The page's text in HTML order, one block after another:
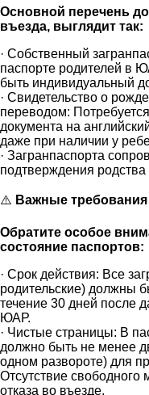
Основной перечень
въезда, выглядит так:
· Собственный
паспорте родителей в
быть индивидуальный
· Свидетельство о
переводом:
документа на
даже при наличии у
· Загранпаспорта
подтверждения родства
⚠️ Важные требования
Обратите особое
состояние паспортов:
· Срок действия: Все
родительские) должны
течение 30 дней после
ЮАР.
· Чистые страницы: В
должно быть не менее
одном развороте) для
Отсутствие свободного
отказа во въезде.